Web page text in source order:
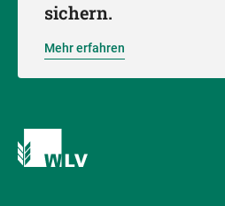
sichern.
Mehr erfahren